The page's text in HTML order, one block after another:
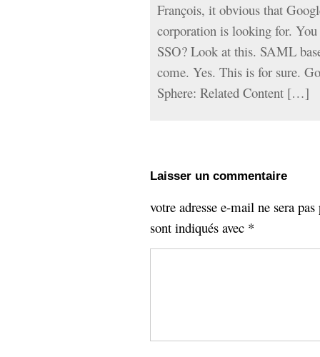
François, it obvious that
corporation is looking for.
SSO? Look at this. SAML
come. Yes. This is for sure.
Sphere: Related Content […]
Laisser un commentaire
votre adresse e-mail ne sera
sont indiqués avec *